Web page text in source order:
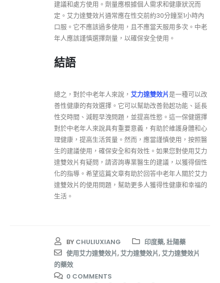
建議和處方使用。劑量應根據個人需求和健康狀況而
定。艾力達雙效片通常應在性交前約30分鐘至1小時內
口服。它不應該過多使用，且不應當天服用多次。中老
年人應該謹慎選擇劑量，以確保安全使用。
結語
總之，對於中老年人來說， 艾力達雙效片是一種可以改
善性健康的有效選擇。它可以幫助改善勃起功能、延長
性交時間、減輕早洩問題，並提高性慾。這一保健選擇
對於中老年人來說具有重要意義，有助於維護身體和心
理健康，提高生活質量。然而，應當謹慎使用，按照醫
生的建議使用，確保安全和有效性。如果您對使用艾力
達雙效片有疑問，請咨詢專業醫生的建議，以獲得個性
化的指導。希望這篇文章有助於回答中老年人關於艾力
達雙效片的使用問題，幫助更多人獲得性健康和幸福的
生活。
BY CHULIUXIANG 印度藥,壯陽藥
使用艾力達雙效片,艾力達雙效片,艾力達雙效片
的藥效
0 COMMENTS